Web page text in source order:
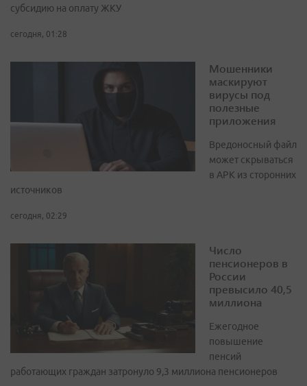
субсидию на оплату ЖКУ
сегодня, 01:28
Мошенники
маскируют
вирусы под
полезные
приложения
Вредоносный файл
может скрываться
в APK из сторонних
источников
сегодня, 02:29
Число
пенсионеров в
России
превысило 40,5
миллиона
Ежегодное
повышение
пенсий
работающих граждан затронуло 9,3 миллиона пенсионеров